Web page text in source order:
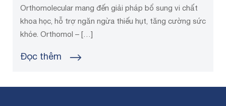
Orthomolecular mang đến giải pháp bổ sung vi chất
khoa học, hỗ trợ ngăn ngừa thiếu hụt, tăng cường sức
khỏe. Orthomol – […]
Đọc thêm